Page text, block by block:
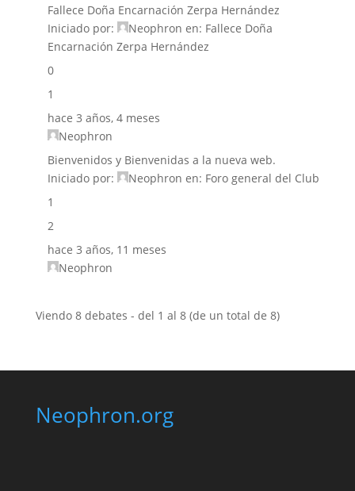
Fallece Doña Encarnación Zerpa Hernández
Iniciado por:
Neophron en: Fallece Doña
Encarnación Zerpa Hernández
0
1
hace 3 años, 4 meses
Neophron
Bienvenidos y Bienvenidas a la nueva web.
Iniciado por:
Neophron en: Foro general del Club
1
2
hace 3 años, 11 meses
Neophron
Viendo 8 debates - del 1 al 8 (de un total de 8)
Neophron.org